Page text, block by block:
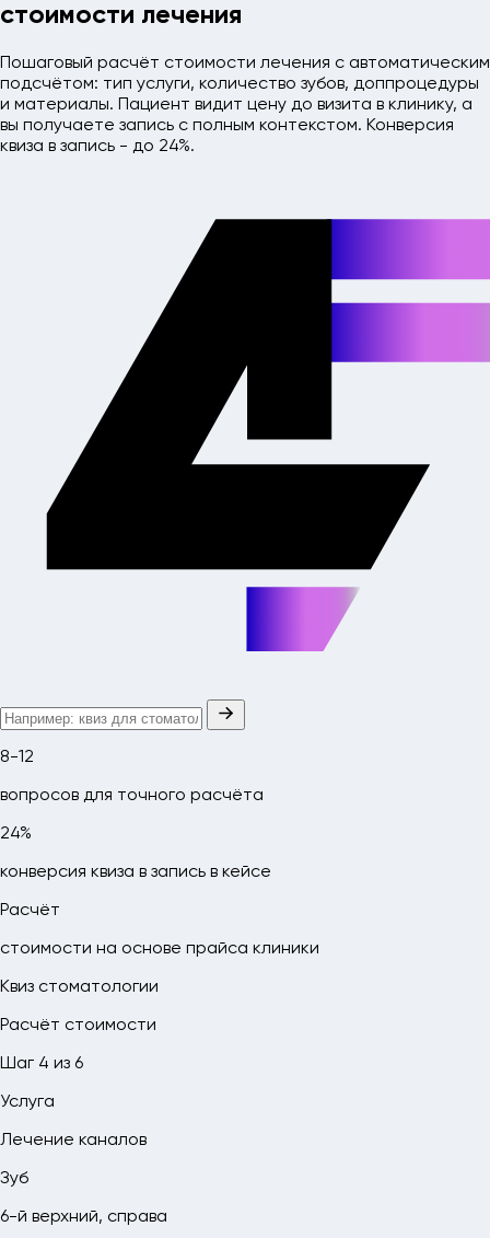
стоимости лечения
Пошаговый расчёт стоимости лечения с автоматическим
подсчётом: тип услуги, количество зубов, доппроцедуры
и материалы. Пациент видит цену до визита в клинику, а
вы получаете запись с полным контекстом. Конверсия
квиза в запись - до 24%.
8-12
вопросов для точного расчёта
24%
конверсия квиза в запись в кейсе
Расчёт
стоимости на основе прайса клиники
Квиз стоматологии
Расчёт стоимости
Шаг 4 из 6
Услуга
Лечение каналов
Зуб
6-й верхний, справа